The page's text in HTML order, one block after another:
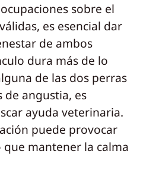
sobre el
es esencial dar
de ambos
dura más de lo
de las dos perras
de angustia, es
ayuda veterinaria.
puede provocar
que mantener la calma